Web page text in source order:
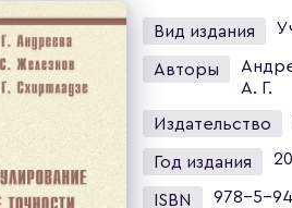
Вид издания
Авторы
А. Г.
Издательство
Год издания
ISBN 978-5-